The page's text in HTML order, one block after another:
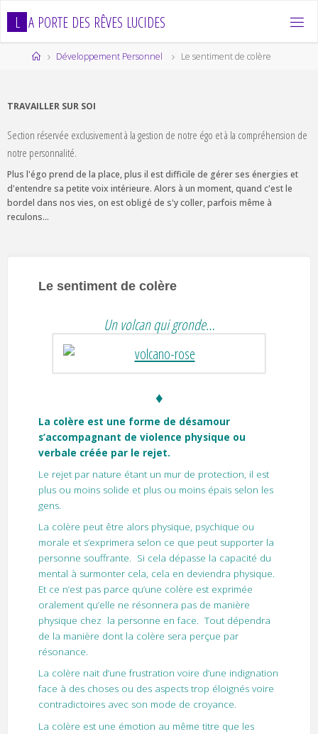
L A PORTE DES RÊVES LUCIDES
HomeDéveloppement Personnel Le sentiment de colère
TRAVAILLER SUR SOI
Section réservée exclusivement à la gestion de notre égo et à la compréhension de
notre personnalité.
Plus l'égo prend de la place, plus il est difficile de gérer ses énergies et
d'entendre sa petite voix intérieure. Alors à un moment, quand c'est le
bordel dans nos vies, on est obligé de s'y coller, parfois même à
reculons...
Le sentiment de colère
Un volcan qui gronde…
♦
La colère est une forme de désamour
s’accompagnant de violence physique ou
verbale créée par le rejet.
Le rejet par nature étant un mur de protection, il est
plus ou moins solide et plus ou moins épais selon les
gens.
La colère peut être alors physique, psychique ou
morale et s’exprimera selon ce que peut supporter la
personne souffrante. Si cela dépasse la capacité du
mental à surmonter cela, cela en deviendra physique.
Et ce n’est pas parce qu’une colère est exprimée
oralement qu’elle ne résonnera pas de manière
physique chez la personne en face. Tout dépendra
de la manière dont la colère sera perçue par
résonance.
La colère nait d’une frustration voire d’une indignation
face à des choses ou des aspects trop éloignés voire
contradictoires avec son mode de croyance.
La colère est une émotion au même titre que les